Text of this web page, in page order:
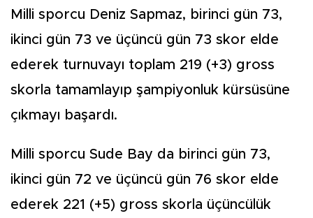
Milli sporcu Deniz Sapmaz, birinci gün 73,
ikinci gün 73 ve üçüncü gün 73 skor elde
ederek turnuvayı toplam 219 (+3) gross
skorla tamamlayıp şampiyonluk kürsüsüne
çıkmayı başardı.
Milli sporcu Sude Bay da birinci gün 73,
ikinci gün 72 ve üçüncü gün 76 skor elde
ederek 221 (+5) gross skorla üçüncülük